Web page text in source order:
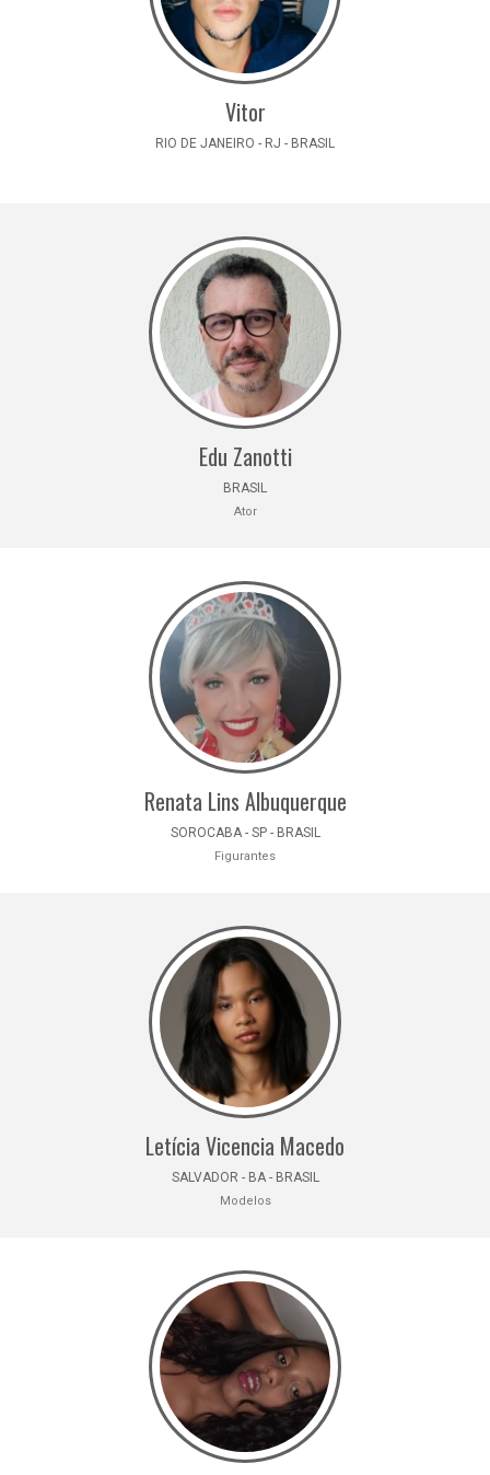
Vitor
RIO DE JANEIRO - RJ - BRASIL
Edu Zanotti
BRASIL
Ator
Renata Lins Albuquerque
SOROCABA - SP - BRASIL
Figurantes
Letícia Vicencia Macedo
SALVADOR - BA - BRASIL
Modelos